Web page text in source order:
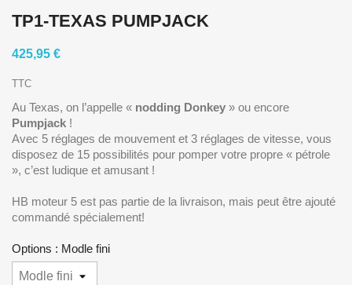
TP1-TEXAS PUMPJACK
425,95 €
TTC
Au Texas, on l’appelle « nodding Donkey » ou encore
Pumpjack !
Avec 5 réglages de mouvement et 3 réglages de vitesse, vous
disposez de 15 possibilités pour pomper votre propre « pétrole
», c’est ludique et amusant !
HB moteur 5 est pas partie de la livraison, mais peut être ajouté
commandé spécialement!
Options : Modle fini